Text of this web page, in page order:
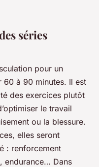
séries
pour un
60 à 90 minutes. Il est
des exercices plutôt
le travail
ou la blessure.
elles seront
: renforcement
endurance… Dans